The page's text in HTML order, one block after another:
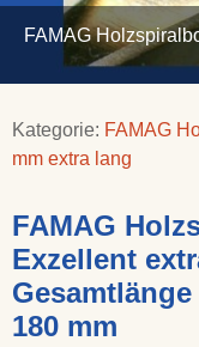
FAMAG
Kategorie: FAMAG
mm extra lang
FAMAG
Exzellent
180 mm